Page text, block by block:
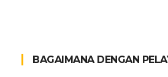
BAGAIMANA DENGAN